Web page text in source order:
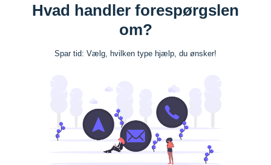
SPAMfighter virker med
Hvad handler forespørgslen
om?
Spar tid: Vælg, hvilken type hjælp, du ønsker!